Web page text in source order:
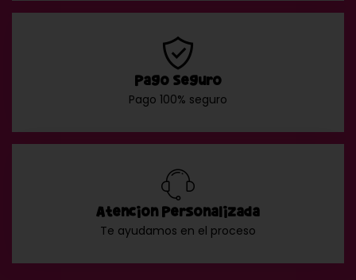
Pago Seguro
Pago 100% seguro
Atención Personalizada
Te ayudamos en el proceso